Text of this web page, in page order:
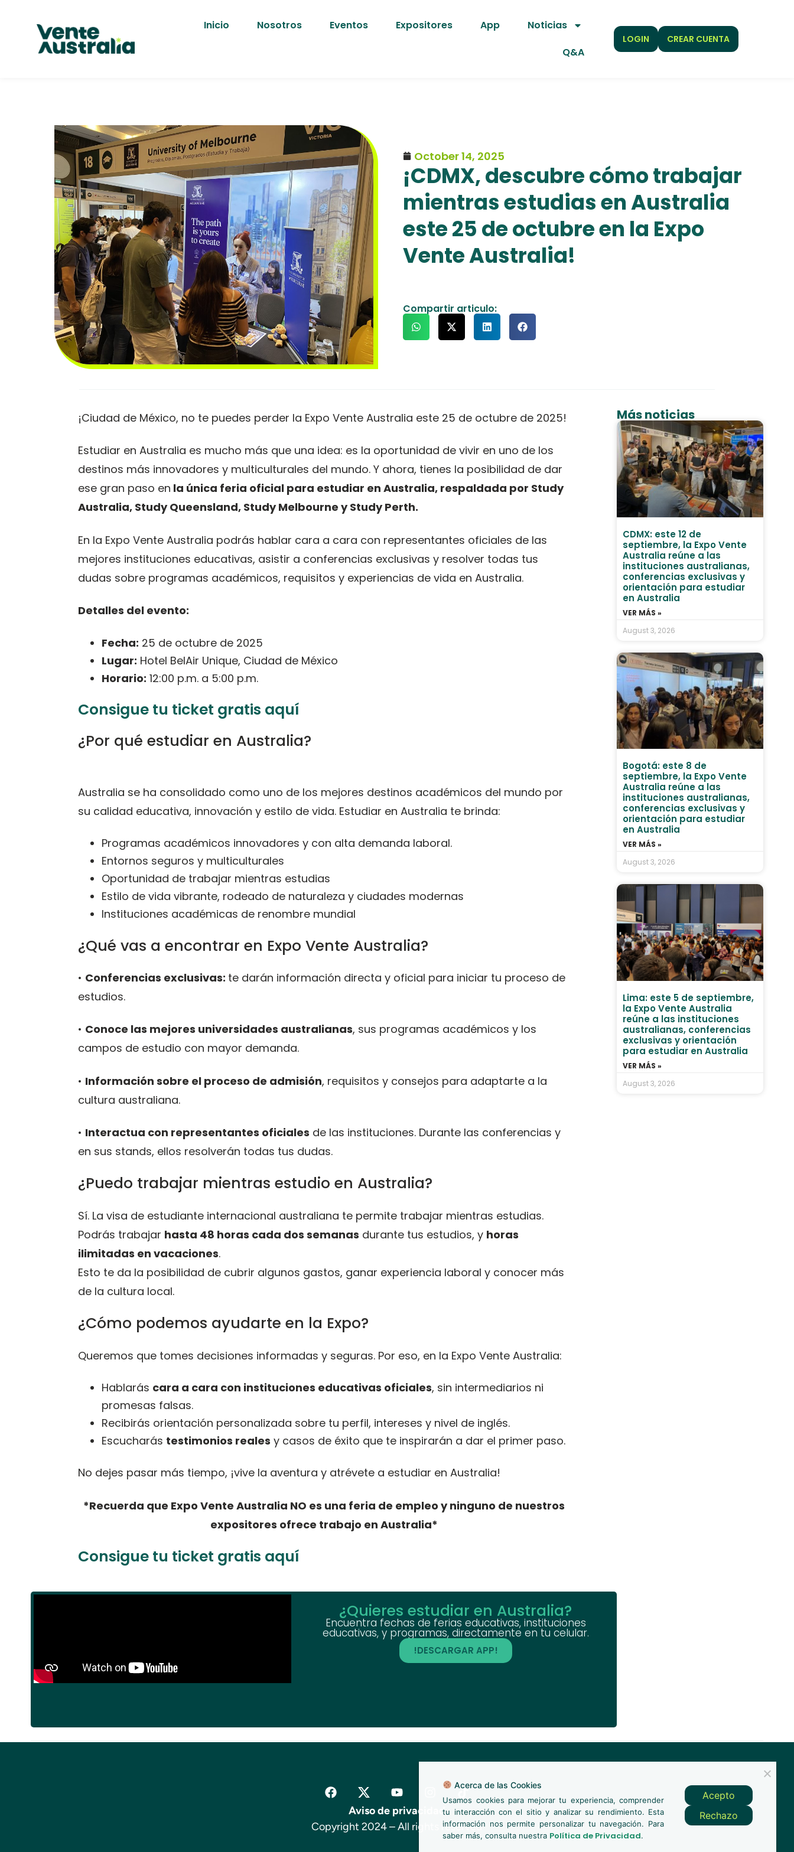
Inicio Nosotros Eventos Expositores App
Noticias
Q&A
LOGIN CREAR CUENTA
October 14, 2025
¡CDMX, descubre cómo trabajar
mientras estudias en Australia
este 25 de octubre en la Expo
Vente Australia!
Compartir articulo:
¡Ciudad de México, no te puedes perder la Expo Vente Australia este 25 de octubre de 2025!
Estudiar en Australia es mucho más que una idea: es la oportunidad de vivir en uno de los
destinos más innovadores y multiculturales del mundo. Y ahora, tienes la posibilidad de dar
ese gran paso en la única feria oficial para estudiar en Australia, respaldada por Study
Australia, Study Queensland, Study Melbourne y Study Perth.
En la Expo Vente Australia podrás hablar cara a cara con representantes oficiales de las
mejores instituciones educativas, asistir a conferencias exclusivas y resolver todas tus
dudas sobre programas académicos, requisitos y experiencias de vida en Australia.
Detalles del evento:
Fecha: 25 de octubre de 2025
Lugar: Hotel BelAir Unique, Ciudad de México
Horario: 12:00 p.m. a 5:00 p.m.
Consigue tu ticket gratis aquí
¿Por qué estudiar en Australia?
Australia se ha consolidado como uno de los mejores destinos académicos del mundo por
su calidad educativa, innovación y estilo de vida. Estudiar en Australia te brinda:
Programas académicos innovadores y con alta demanda laboral.
Entornos seguros y multiculturales
Oportunidad de trabajar mientras estudias
Estilo de vida vibrante, rodeado de naturaleza y ciudades modernas
Instituciones académicas de renombre mundial
¿Qué vas a encontrar en Expo Vente Australia?
• Conferencias exclusivas: te darán información directa y oficial para iniciar tu proceso de
estudios.
• Conoce las mejores universidades australianas, sus programas académicos y los
campos de estudio con mayor demanda.
• Información sobre el proceso de admisión, requisitos y consejos para adaptarte a la
cultura australiana.
• Interactua con representantes oficiales de las instituciones. Durante las conferencias y
en sus stands, ellos resolverán todas tus dudas.
¿Puedo trabajar mientras estudio en Australia?
Sí. La visa de estudiante internacional australiana te permite trabajar mientras estudias.
Podrás trabajar hasta 48 horas cada dos semanas durante tus estudios, y horas
ilimitadas en vacaciones.
Esto te da la posibilidad de cubrir algunos gastos, ganar experiencia laboral y conocer más
de la cultura local.
¿Cómo podemos ayudarte en la Expo?
Queremos que tomes decisiones informadas y seguras. Por eso, en la Expo Vente Australia:
Hablarás cara a cara con instituciones educativas oficiales, sin intermediarios ni
promesas falsas.
Recibirás orientación personalizada sobre tu perfil, intereses y nivel de inglés.
Escucharás testimonios reales y casos de éxito que te inspirarán a dar el primer paso.
No dejes pasar más tiempo, ¡vive la aventura y atrévete a estudiar en Australia!
*Recuerda que Expo Vente Australia NO es una feria de empleo y ninguno de nuestros
expositores ofrece trabajo en Australia*
Consigue tu ticket gratis aquí
¿Quieres estudiar en Australia?
Encuentra fechas de ferias educativas, instituciones
educativas, y programas, directamente en tu celular.
!DESCARGAR APP!
Más noticias
CDMX: este 12 de
septiembre, la Expo Vente
Australia reúne a las
instituciones australianas,
conferencias exclusivas y
orientación para estudiar
en Australia
VER MÁS »
August 3, 2026
Bogotá: este 8 de
septiembre, la Expo Vente
Australia reúne a las
instituciones australianas,
conferencias exclusivas y
orientación para estudiar
en Australia
VER MÁS »
August 3, 2026
Lima: este 5 de septiembre,
la Expo Vente Australia
reúne a las instituciones
australianas, conferencias
exclusivas y orientación
para estudiar en Australia
VER MÁS »
August 3, 2026
Aviso de privacidad
Copyright 2024 – All rights reserved
Acerca de las Cookies
Usamos cookies para mejorar tu experiencia, comprender
tu interacción con el sitio y analizar su rendimiento. Esta
información nos permite personalizar tu navegación. Para
saber más, consulta nuestra Política de Privacidad.
Acepto
Rechazo